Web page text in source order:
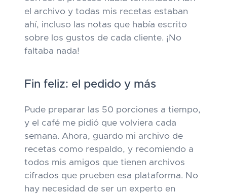
el archivo y todas mis recetas estaban
ahí, incluso las notas que había escrito
sobre los gustos de cada cliente. ¡No
faltaba nada!
Fin feliz: el pedido y más
Pude preparar las 50 porciones a tiempo,
y el café me pidió que volviera cada
semana. Ahora, guardo mi archivo de
recetas como respaldo, y recomiendo a
todos mis amigos que tienen archivos
cifrados que prueben esa plataforma. No
hay necesidad de ser un experto en